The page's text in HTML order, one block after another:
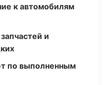
к автомобилям
и
по выполненным